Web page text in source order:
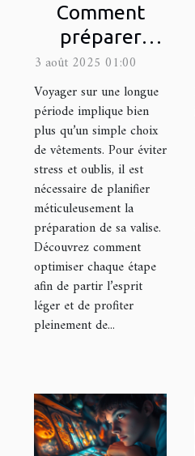
Comment
préparer
efficacement
sa valise pour
un long
voyage ?
3 août 2025 01:00
Voyager sur une longue
période implique bien
plus qu’un simple choix
de vêtements. Pour éviter
stress et oublis, il est
nécessaire de planifier
méticuleusement la
préparation de sa valise.
Découvrez comment
optimiser chaque étape
afin de partir l’esprit
léger et de profiter
pleinement de...